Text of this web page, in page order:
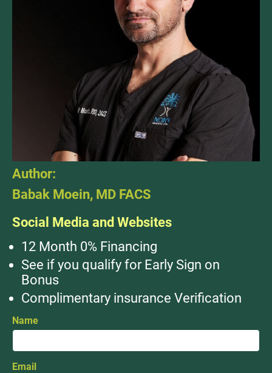
Author:
Babak Moein, MD FACS
Social Media and Websites
12 Month 0% Financing
See if you qualify for Early Sign on
Bonus
Complimentary insurance Verification
Name
Email